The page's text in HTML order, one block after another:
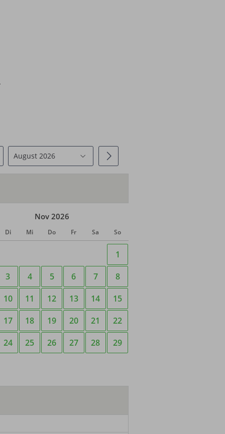
August 2026
Nov 2026
Di Mi Do Fr Sa So
1
3 4 5 6 7
8
10 11 12 13 14
15
17 18 19 20 21
22
24 25 26 27 28
29